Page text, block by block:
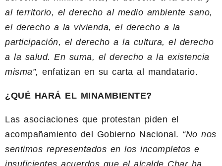
al territorio, el derecho al medio ambiente sano,
el derecho a la vivienda, el derecho a la
participación, el derecho a la cultura, el derecho
a la salud. En suma, el derecho a la existencia
misma”, enfatizan en su carta al mandatario.
¿QUÉ HARÁ EL MINAMBIENTE?
Las asociaciones que protestan piden el
acompañamiento del Gobierno Nacional. “No nos
sentimos representados en los incompletos e